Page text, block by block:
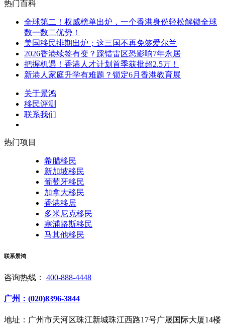
热门百科
全球第二！权威榜单出炉，一个香港身份轻松解锁全球
数一数二优势！
美国移民排期出炉；这三国不再免签爱尔兰
2026香港续签有变？踩错雷区恐影响7年永居
把握机遇！香港人才计划首季获批超2.5万！
新港人家庭升学有难题？锁定6月香港教育展
关于景鸿
移民评测
联系我们
热门项目
希腊移民
新加坡移民
葡萄牙移民
加拿大移民
香港移居
多米尼克移民
塞浦路斯移民
马其他移民
联系景鸿
咨询热线： 400-888-4448
广州：(020)8396-3844
地址：广州市天河区珠江新城珠江西路17号广晟国际大厦14楼